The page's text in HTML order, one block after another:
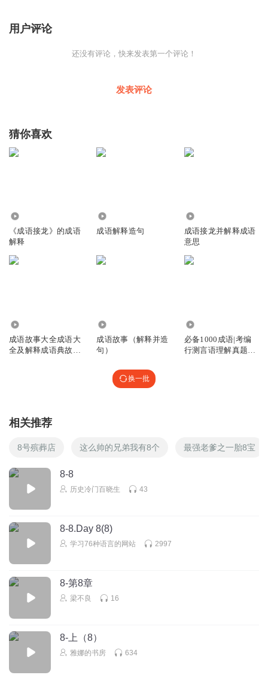
用户评论
还没有评论，快来发表第一个评论！
发表评论
猜你喜欢
《成语接龙》的成语
解释
成语解释造句
成语接龙并解释成语
意思
成语故事大全成语大
全及解释成语典故四
成语故事（解释并造
句）
必备1000成语|考编
行测言语理解真题高
换一批
相关推荐
8号殡葬店 这么帅的兄弟我有8个 最强老爹之一胎8宝
8-8
历史冷门百晓生 43
8-8.Day 8(8)
学习76种语言的网站 2997
8-第8章
梁不良 16
8-上（8）
雅娜的书房 634